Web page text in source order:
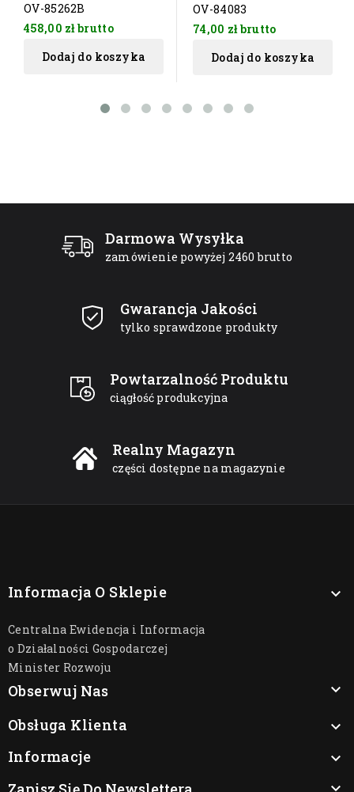
OV-85262B
458,00 złbrutto
Dodaj do koszyka
OV-84083
74,00 złbrutto
Dodaj do koszyka
Darmowa Wysyłka
zamówienie powyżej 2460 brutto
Gwarancja Jakości
tylko sprawdzone produkty
Powtarzalność Produktu
ciągłość produkcyjna
Realny Magazyn
części dostępne na magazynie
Informacja O Sklepie 
Centralna Ewidencja i Informacja
o Działalności Gospodarczej
Minister Rozwoju
Obserwuj Nas

Obsługa Klienta

Informacje
